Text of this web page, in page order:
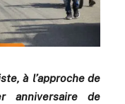
à l’approche de
anniversaire de